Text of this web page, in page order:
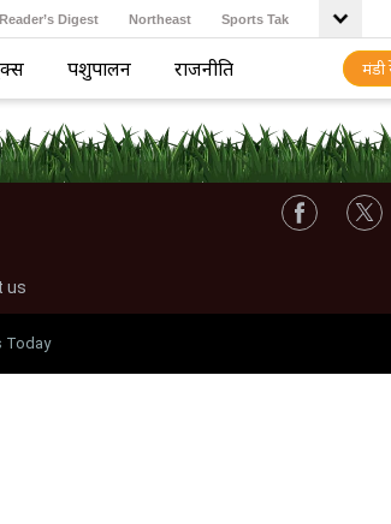
Reader’s Digest Northeast Sports Tak
पशुपालन राजनीति मंडी
us
Today